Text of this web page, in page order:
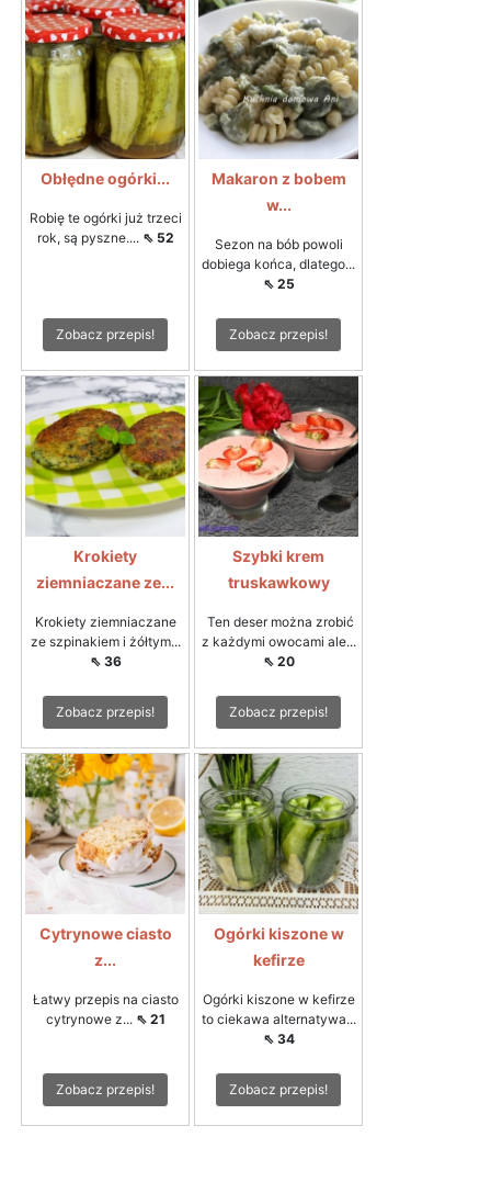
Obłędne ogórki...
Robię te ogórki już trzeci
rok, są pyszne.... ⇖ 52
Zobacz przepis!
Makaron z bobem
w...
Sezon na bób powoli
dobiega końca, dlatego...
⇖ 25
Zobacz przepis!
Krokiety
ziemniaczane ze...
Krokiety ziemniaczane
ze szpinakiem i żółtym...
⇖ 36
Zobacz przepis!
Szybki krem
truskawkowy
Ten deser można zrobić
z każdymi owocami ale...
⇖ 20
Zobacz przepis!
Cytrynowe ciasto
z...
Łatwy przepis na ciasto
cytrynowe z... ⇖ 21
Zobacz przepis!
Ogórki kiszone w
kefirze
Ogórki kiszone w kefirze
to ciekawa alternatywa...
⇖ 34
Zobacz przepis!